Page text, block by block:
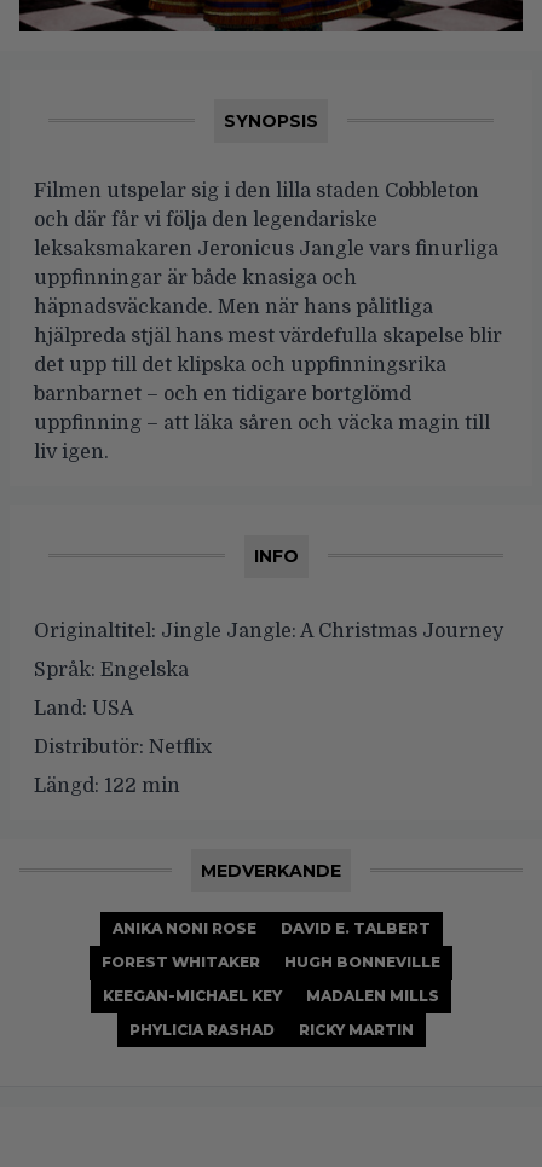
SYNOPSIS
Filmen utspelar sig i den lilla staden Cobbleton
och där får vi följa den legendariske
leksaksmakaren Jeronicus Jangle vars finurliga
uppfinningar är både knasiga och
häpnadsväckande. Men när hans pålitliga
hjälpreda stjäl hans mest värdefulla skapelse blir
det upp till det klipska och uppfinningsrika
barnbarnet – och en tidigare bortglömd
uppfinning – att läka såren och väcka magin till
liv igen.
INFO
Originaltitel: Jingle Jangle: A Christmas Journey
Språk: Engelska
Land: USA
Distributör: Netflix
Längd: 122 min
MEDVERKANDE
ANIKA NONI ROSE
DAVID E. TALBERT
FOREST WHITAKER
HUGH BONNEVILLE
KEEGAN-MICHAEL KEY
MADALEN MILLS
PHYLICIA RASHAD
RICKY MARTIN